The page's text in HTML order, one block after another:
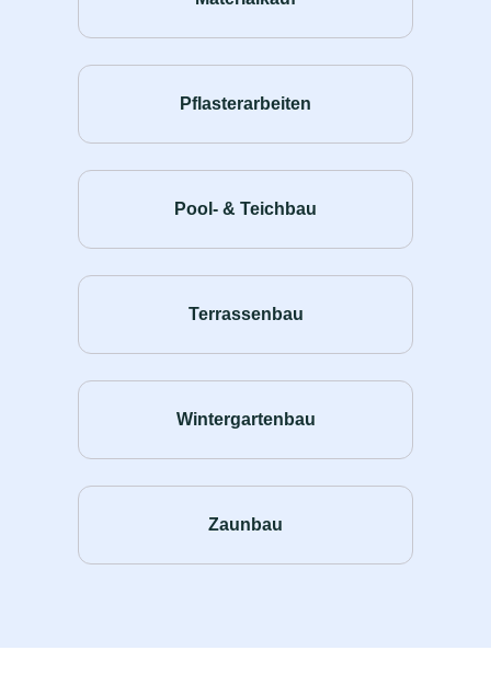
Pflasterarbeiten
Pool- & Teichbau
Terrassenbau
Wintergartenbau
Zaunbau